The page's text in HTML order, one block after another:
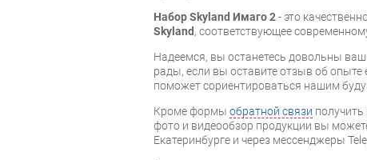
Набор Skyland Имаго 2- это
Skyland, соответствующее
Надеемся, вы останетесь довольны
рады, если вы оставите отзыв об опыте
поможет сориентироваться нашим
Кроме формы обратной связи
фото и видеообзор продукции вы
Екатеринбурге и через мессенджеры